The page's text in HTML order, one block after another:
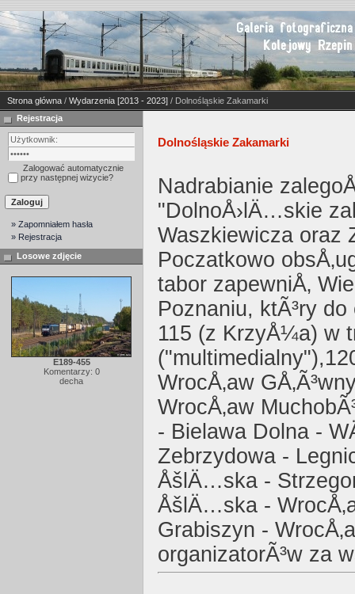
Strona główna / Wydarzenia [2013 - 2023] / Dolnośląskie Zakamarki
Rejestracja
Zalogować automatycznie
przy następnej wizycie?
» Zapomniałem hasła
» Rejestracja
Losowe zdjęcie
E189-455
Komentarzy: 0
decha
Dolnośląskie Zakamarki
Nadrabianie
"DolnoÅ›lÄ…skie
Waszkiewicza oraz
Poczatkowo
tabor zapewniÅ‚
Poznaniu, ktÃ³ry
115 (z KrzyÅ¼a) w
WrocÅ‚aw
WrocÅ‚aw
- Bielawa Dolna -
Zebrzydowa -
ÅšlÄ…ska -
ÅšlÄ…ska -
Grabiszyn -
organizatorÃ³w za